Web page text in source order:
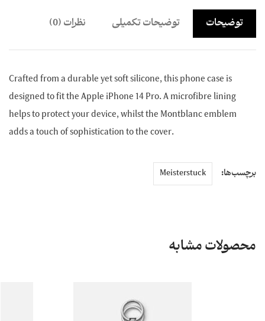
توضیحات توضیحات تکمیلی نظرات (0)
Crafted from a durable yet soft silicone, this phone case is
designed to fit the Apple iPhone 14 Pro. A microfibre lining
helps to protect your device, whilst the Montblanc emblem
adds a touch of sophistication to the cover.
برچسب‌ها: Meisterstuck
محصولات مشابه